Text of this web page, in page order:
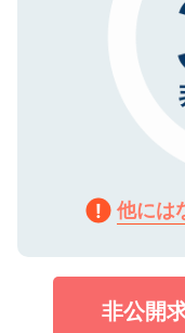
他には
非公開